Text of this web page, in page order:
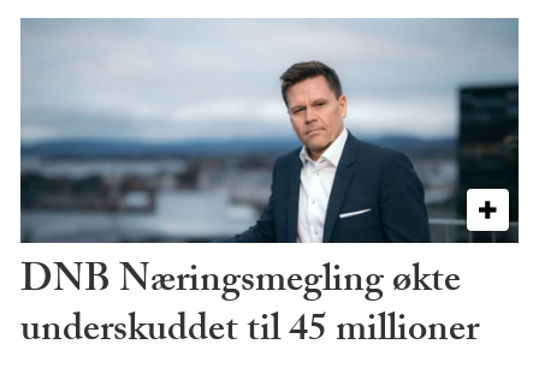
DNB Næringsmegling økte
underskuddet til 45 millioner